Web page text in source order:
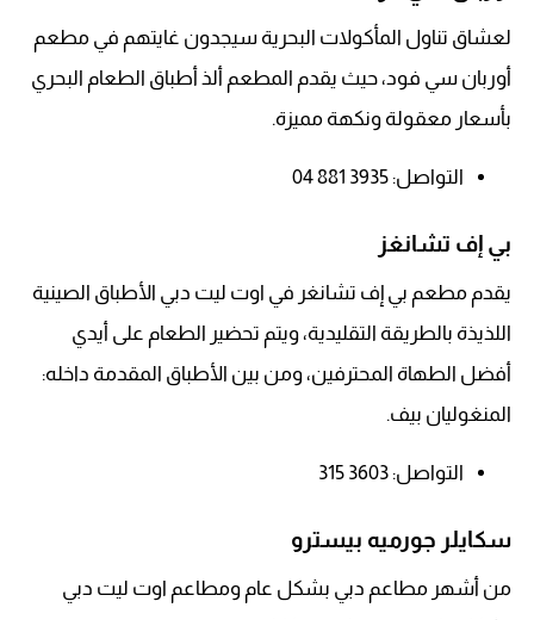
لعشاق تناول المأكولات البحرية سيجدون غايتهم في مطعم
أوربان سي فود، حيث يقدم المطعم ألذ أطباق الطعام البحري
بأسعار معقولة ونكهة مميزة.
التواصل: 3935 881 04
بي إف تشانغز
يقدم مطعم بي إف تشانغر في اوت ليت دبي الأطباق الصينية
اللذيذة بالطريقة التقليدية، ويتم تحضير الطعام على أيدي
أفضل الطهاة المحترفين، ومن بين الأطباق المقدمة داخله:
المنغوليان بيف.
التواصل: 3603 315
سكايلر جورميه بيسترو
من أشهر مطاعم دبي بشكل عام ومطاعم اوت ليت دبي